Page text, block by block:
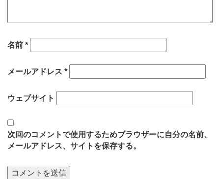
名前 *
メールアドレス *
ウェブサイト
次回のコメントで使用するためブラウザーに自分の名前、
メールアドレス、サイトを保存する。